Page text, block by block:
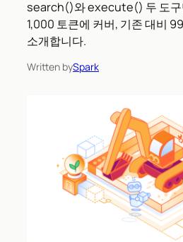
search()와 execute() 두 도구
1,000 토큰에 커버, 기존 대비
소개합니다.
Written bySpark